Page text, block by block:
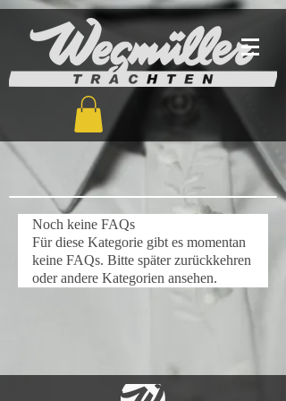
Noch keine FAQs
Für diese Kategorie gibt es momentan
keine FAQs. Bitte später zurückkehren
oder andere Kategorien ansehen.